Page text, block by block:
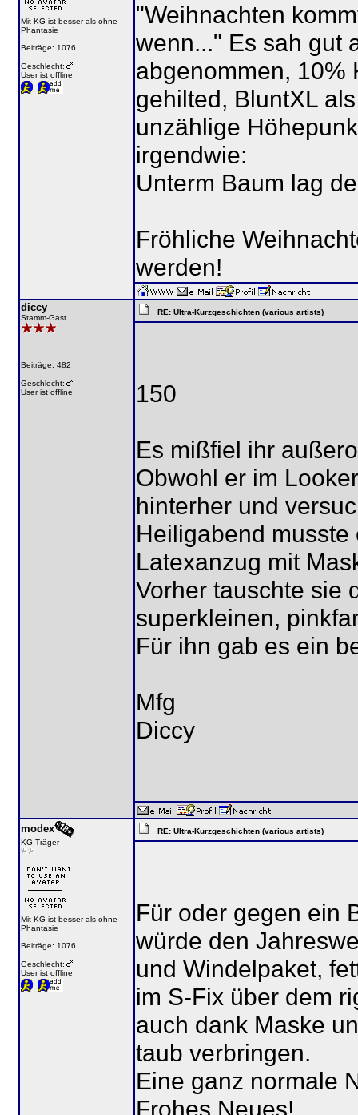
Mit KG ist besser als ohne
Phantasie
Beiträge: 1076
Geschlecht:
User ist offline
"Weihnachten
wenn..." Es sah gut
abgenommen, 10%
gehilted, BluntXL
unzählige
irgendwie:
Unterm Baum lag
Fröhliche
werden!
diccy
Stamm-Gast
Beiträge: 482
Geschlecht:
User ist offline
RE: Ultra-Kurzgeschichten (various artists)
150
Es mißfiel ihr
Obwohl er im
hinterher und
Heiligabend
Latexanzug mit
Vorher tauschte sie
superkleinen,
Für ihn gab es ein
Mfg
Diccy
modex
KG-Träger
Mit KG ist besser als ohne
Phantasie
Beiträge: 1076
Geschlecht:
User ist offline
RE: Ultra-Kurzgeschichten (various artists)
Für oder gegen ein
würde den
und Windelpaket,
im S-Fix über dem
auch dank Maske
taub verbringen.
Eine ganz normale
Frohes Neues!